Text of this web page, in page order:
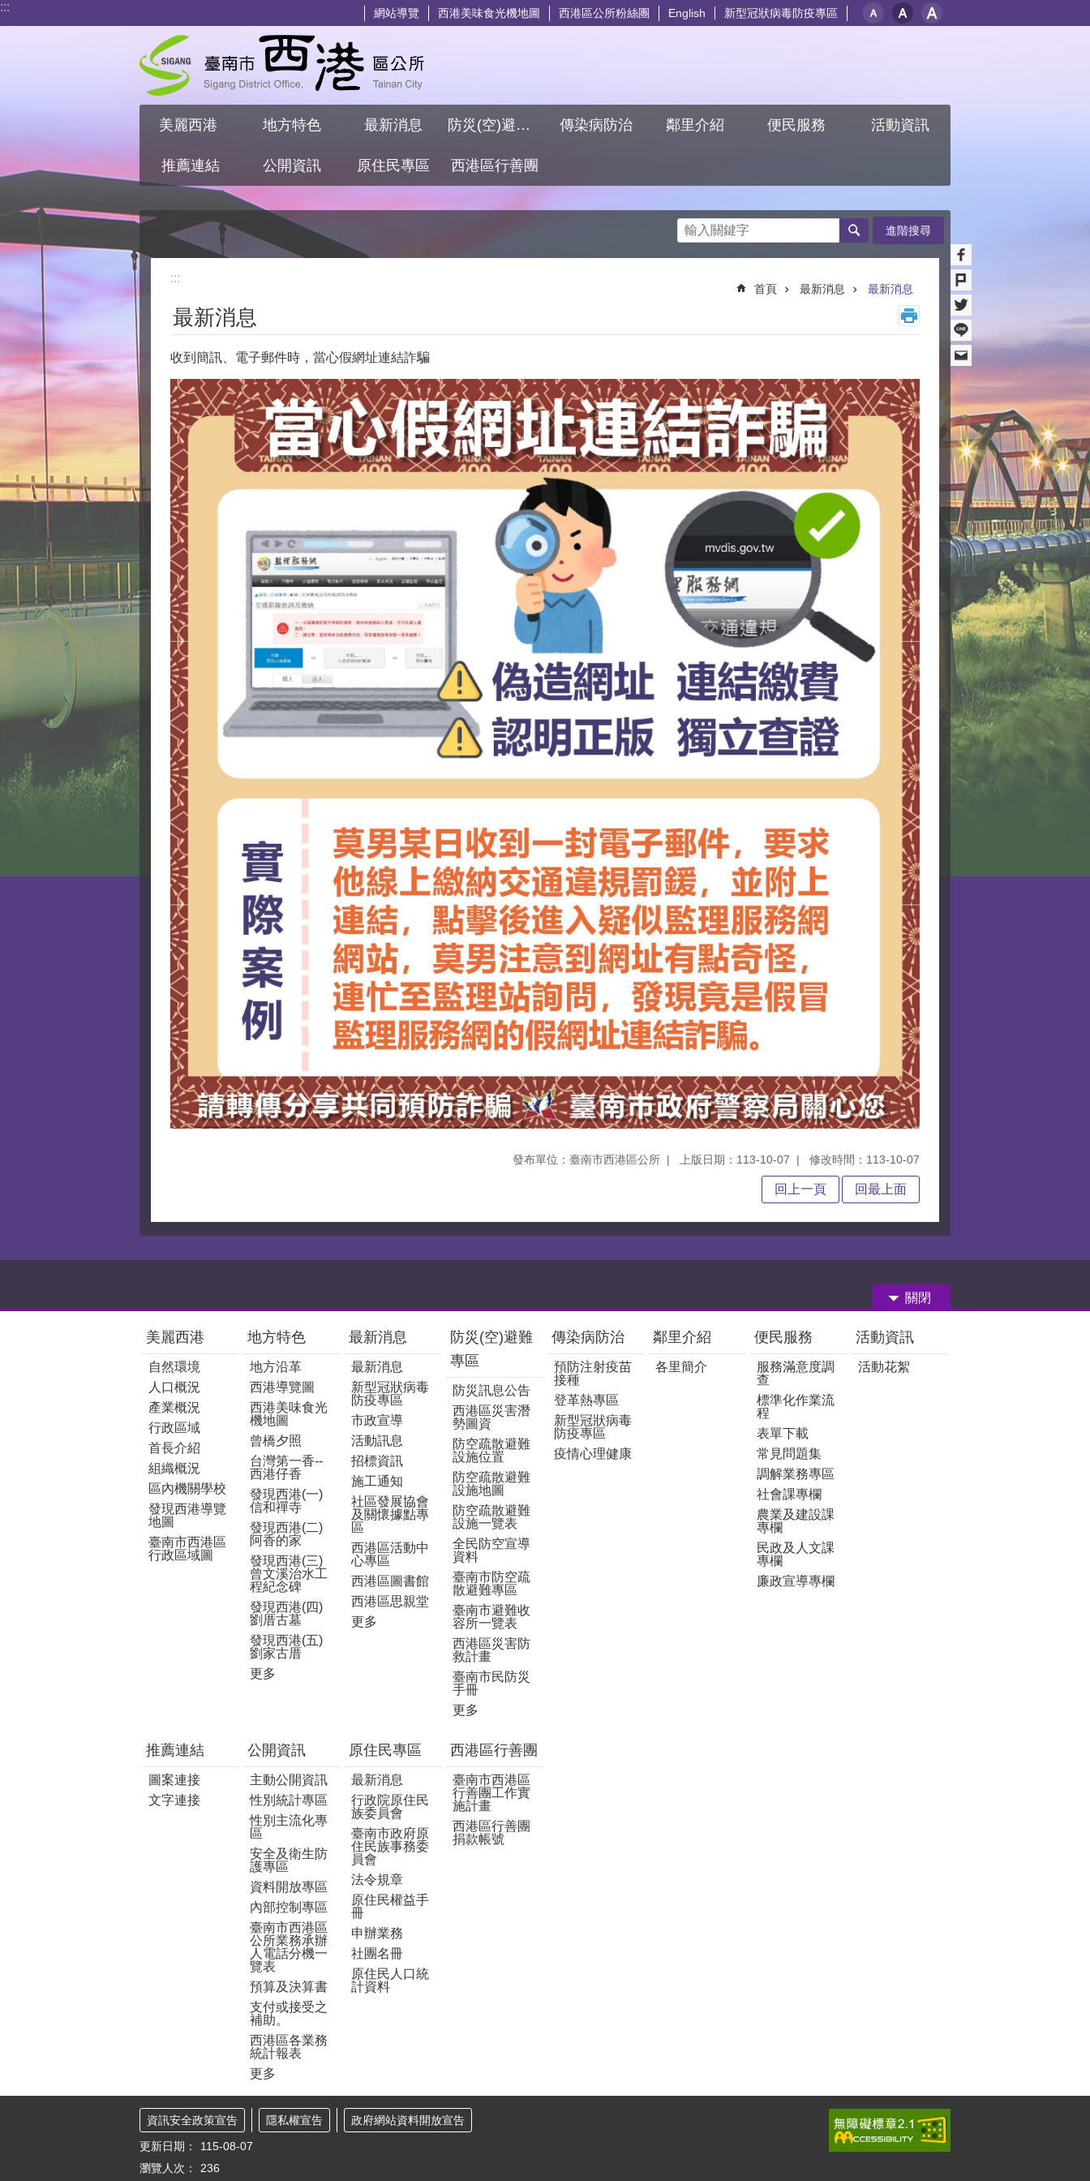
跳到主要內容區塊
::: 網站導覽 西港美味食光機地圖 西港區公所粉絲團 English 新型冠狀病毒防疫專區
美麗西港 地方特色 最新消息 防災(空)避難專區 傳染病防治 鄰里介紹 便民服務 活動資訊
推薦連結 公開資訊 原住民專區 西港區行善團
搜尋 進階搜尋
:::
首頁 最新消息 最新消息
最新消息
收到簡訊、電子郵件時，當心假網址連結詐騙
發布單位：臺南市西港區公所 上版日期：113-10-07 修改時間：113-10-07
回上一頁 回最上面
關閉
美麗西港
自然環境
人口概況
產業概況
行政區域
首長介紹
組織概況
區內機關學校
發現西港導覽
地圖
臺南市西港區
行政區域圖
地方特色
地方沿革
西港導覽圖
西港美味食光
機地圖
曾橋夕照
台灣第一香--
西港仔香
發現西港(一)
信和禪寺
發現西港(二)
阿香的家
發現西港(三)
曾文溪治水工
程紀念碑
發現西港(四)
劉厝古墓
發現西港(五)
劉家古厝
更多
最新消息
最新消息
新型冠狀病毒
防疫專區
市政宣導
活動訊息
招標資訊
施工通知
社區發展協會
及關懷據點專
區
西港區活動中
心專區
西港區圖書館
西港區思親堂
更多
防災(空)避難
專區
防災訊息公告
西港區災害潛
勢圖資
防空疏散避難
設施位置
防空疏散避難
設施地圖
防空疏散避難
設施一覽表
全民防空宣導
資料
臺南市防空疏
散避難專區
臺南市避難收
容所一覽表
西港區災害防
救計畫
臺南市民防災
手冊
更多
傳染病防治
預防注射疫苗
接種
登革熱專區
新型冠狀病毒
防疫專區
疫情心理健康
鄰里介紹
各里簡介
便民服務
服務滿意度調
查
標準化作業流
程
表單下載
常見問題集
調解業務專區
社會課專欄
農業及建設課
專欄
民政及人文課
專欄
廉政宣導專欄
活動資訊
活動花絮
推薦連結
圖案連接
文字連接
公開資訊
主動公開資訊
性別統計專區
性別主流化專
區
安全及衛生防
護專區
資料開放專區
內部控制專區
臺南市西港區
公所業務承辦
人電話分機一
覽表
預算及決算書
支付或接受之
補助。
西港區各業務
統計報表
更多
原住民專區
最新消息
行政院原住民
族委員會
臺南市政府原
住民族事務委
員會
法令規章
原住民權益手
冊
申辦業務
社團名冊
原住民人口統
計資料
西港區行善團
臺南市西港區
行善團工作實
施計畫
西港區行善團
捐款帳號
資訊安全政策宣告 隱私權宣告
政府網站資料開放宣告
更新日期：
115-08-07
瀏覽人次：
236